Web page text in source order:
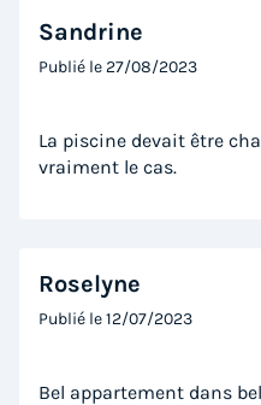
Sandrine
Publié le27/08/2023
La piscine devait être
vraiment le cas.
Roselyne
Publié le12/07/2023
Bel appartement dans